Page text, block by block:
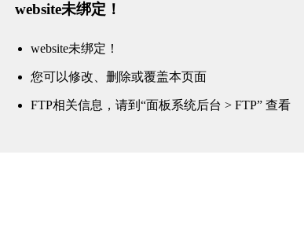
website未绑定！
website未绑定！
您可以修改、删除或覆盖本页面
FTP相关信息，请到“面板系统后台 > FTP” 查看